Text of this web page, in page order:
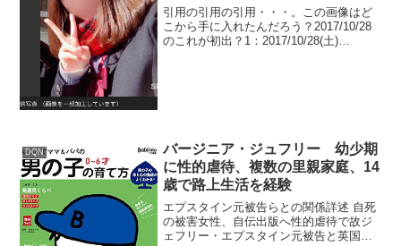
を日付を遡って探した。たぶん
ID:qHoQd7hAの人が
「2017/10/28(土) 19:20:37.56」
引用の引用の引用・・・。この画像はど
こから手に入れたんだろう？2017/10/28
のこれが初出？1：2017/10/28(土)
DQN
バージニア・ジュフリー 幼少期
に性的虐待、複数の里親家庭、14
歳で路上生活を経験
エプスタイン元被告らとの関係詳述 自死
の被害女性、自伝出版へ性的虐待で故ジ
ェフリー・エプスタイン元被告と英国の